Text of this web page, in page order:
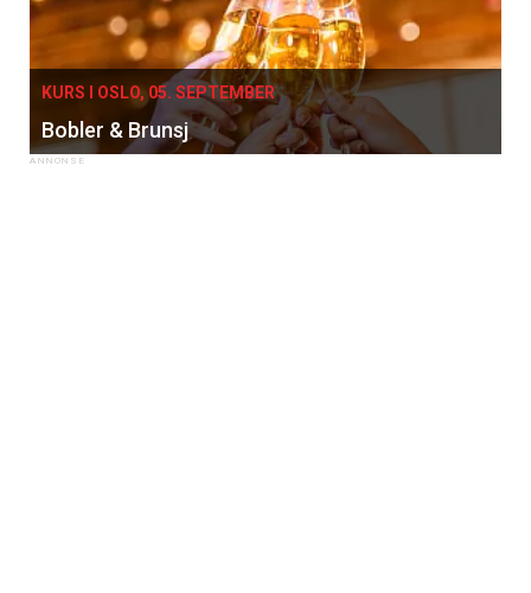
KURS I OSLO, 05. SEPTEMBER
Bobler & Brunsj